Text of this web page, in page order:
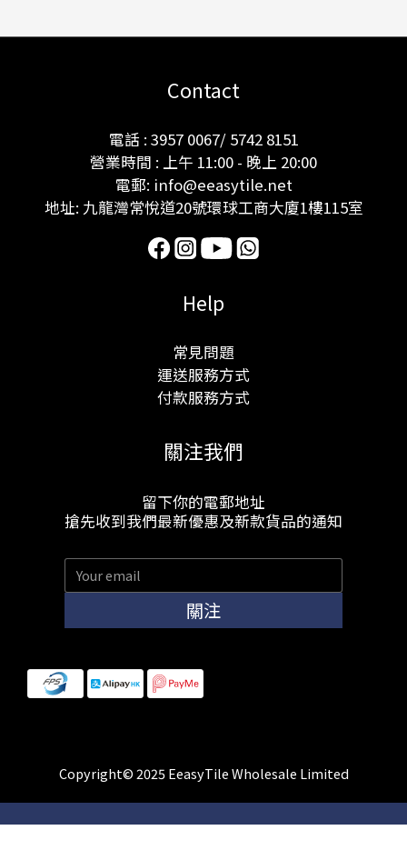
Contact
電話 : 3957 0067/ 5742 8151
營業時間 : 上午 11:00 - 晚上 20:00
電郵: info@eeasytile.net
地址: 九龍灣常悅道20號環球工商大廈1樓115室
Help
常見問題
運送服務方式
付款服務方式
關注我們
留下你的電郵地址
搶先收到我們最新優惠及新款貨品的通知
關注
Copyright© 2025 EeasyTile Wholesale Limited